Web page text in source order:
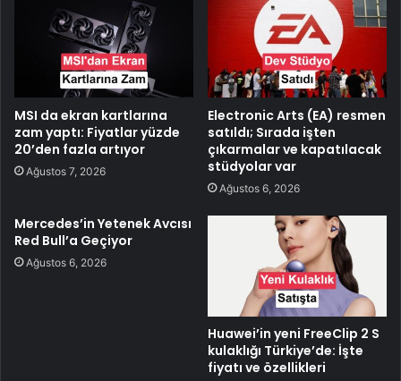
MSI da ekran kartlarına
zam yaptı: Fiyatlar yüzde
20’den fazla artıyor
Ağustos 7, 2026
Electronic Arts (EA) resmen
satıldı; Sırada işten
çıkarmalar ve kapatılacak
stüdyolar var
Ağustos 6, 2026
Mercedes’in Yetenek Avcısı
Red Bull’a Geçiyor
Ağustos 6, 2026
Huawei’in yeni FreeClip 2 S
kulaklığı Türkiye’de: İşte
fiyatı ve özellikleri